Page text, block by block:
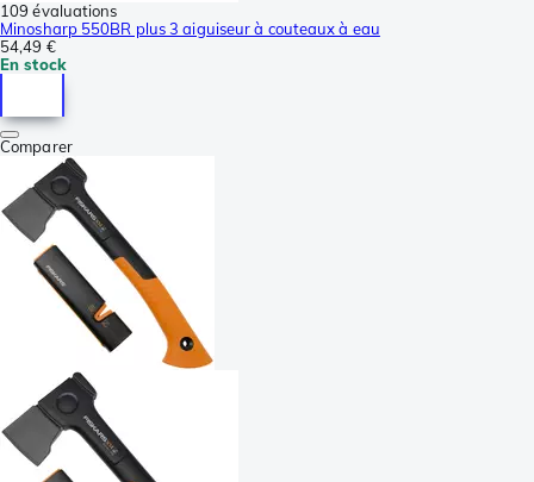
109 évaluations
Minosharp 550BR plus 3 aiguiseur à couteaux à eau
54,49 €
En stock
Comparer